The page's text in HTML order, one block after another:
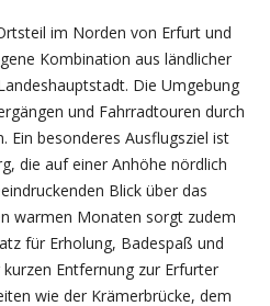
im Norden von Erfurt und
Kombination aus ländlicher
Die Umgebung
und Fahrradtouren durch
Ein besonderes Ausflugsziel ist
die auf einer Anhöhe nördlich
Blick über das
warmen Monaten sorgt zudem
für Erholung, Badespaß und
Entfernung zur Erfurter
wie der Krämerbrücke, dem